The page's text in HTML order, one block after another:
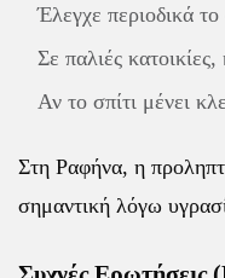
Έλεγχε περιοδικά το
Σε παλιές
Αν το σπίτι μένει
Στη Ραφήνα, η
σημαντική λόγω